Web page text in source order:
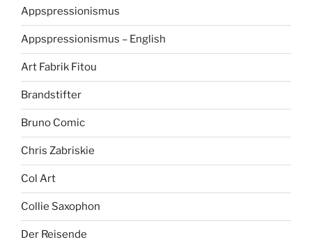
Appspressionismus
Appspressionismus – English
Art Fabrik Fitou
Brandstifter
Bruno Comic
Chris Zabriskie
Col Art
Collie Saxophon
Der Reisende